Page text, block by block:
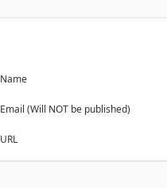
Name
Email (Will NOT be published)
URL